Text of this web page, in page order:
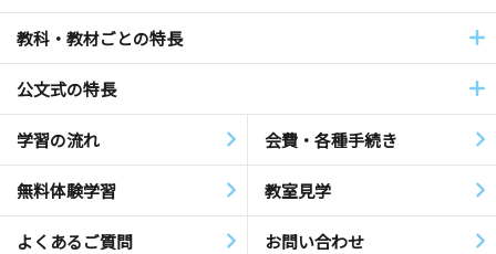
教科・教材ごとの特長
公文式の特長
学習の流れ 会費・各種手続き
無料体験学習 教室見学
よくあるご質問 お問い合わせ